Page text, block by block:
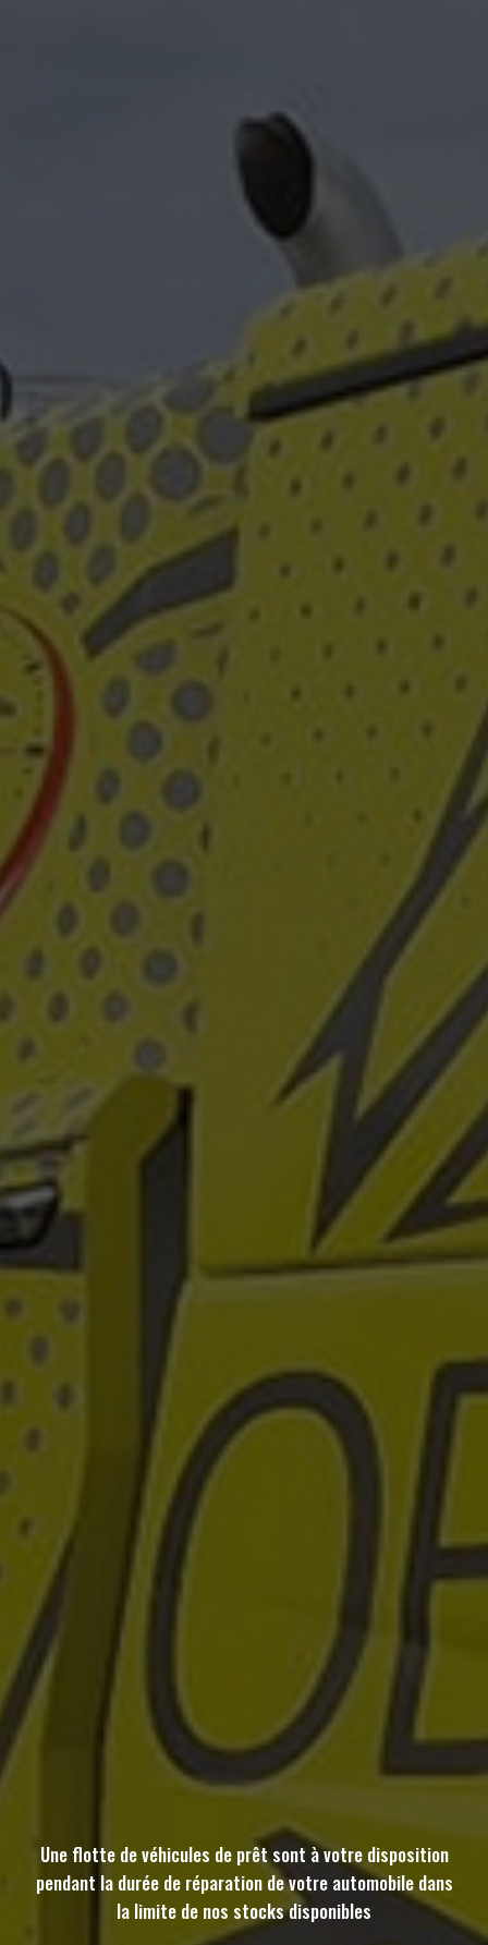
Une flotte de véhicules de prêt sont à votre disposition
pendant la durée de réparation de votre automobile dans
la limite de nos stocks disponibles